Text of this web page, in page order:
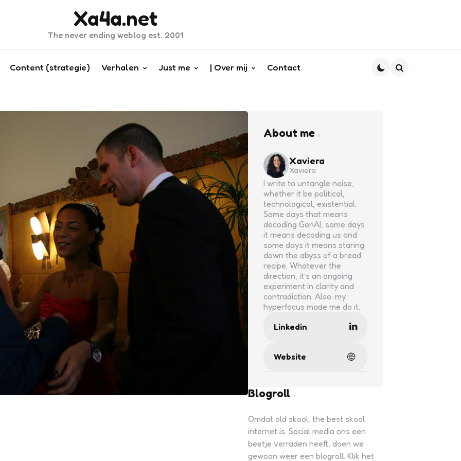
Xa4a.net
The never ending weblog est. 2001
Content (strategie) Verhalen Just me | Over mij Contact
About me
Xaviera
Xaviera
I write to untangle noise,
whether it be political,
technological, existential.
Some days that means
decoding GenAI, some days
it means decoding us and
some days it means staring
down the abyss of a bread
recipe. Whatever the
direction, it’s an ongoing
experiment in clarity and
contradiction. Also: my
hyperfocus made me do it.
Linkedin
Website
Blogroll
Omdat old skool, the best skool
internet is. Social media ons een
beetje verraden heeft, doen we
gewoon weer een blogroll. Klik het